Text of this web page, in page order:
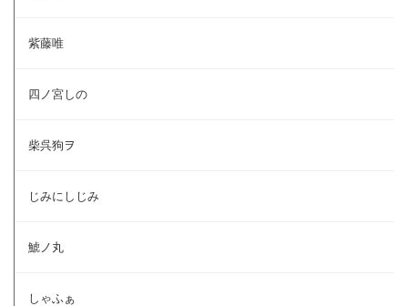
紫藤唯
四ノ宮しの
柴呉狗ヲ
じみにしじみ
鯱ノ丸
しゃふぁ